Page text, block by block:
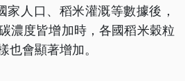
家人口、稻米灌溉等數據後，
濃度皆增加時，各國稻米穀粒
也會顯著增加。